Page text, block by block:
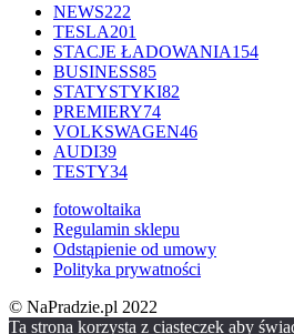
NEWS222
TESLA201
STACJE ŁADOWANIA154
BUSINESS85
STATYSTYKI82
PREMIERY74
VOLKSWAGEN46
AUDI39
TESTY34
fotowoltaika
Regulamin sklepu
Odstąpienie od umowy
Polityka prywatności
© NaPradzie.pl 2022
Ta strona korzysta z ciasteczek aby